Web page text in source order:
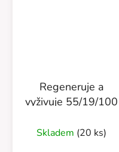
Regeneruje a
vyživuje 55/19/100
Skladem (20 ks)